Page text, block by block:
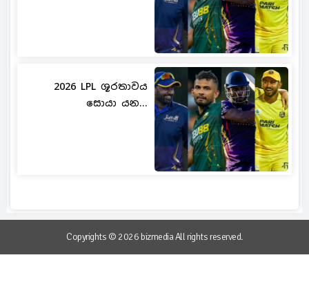
2026 LPL ශූරතාවය
සොයා යන...
Copyrights © 2026 bizmedia All rights reserved.